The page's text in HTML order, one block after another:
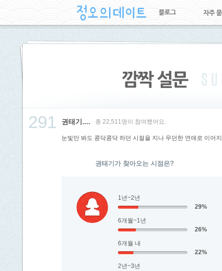
291 권태기.... 총 22,511명이 참여했어요.
눈빛만 봐도 콩닥콩닥 하던 시절을 지나 무던한 연애로 이어
권태기가 찾아오는 시점은?
1년~2년
29%
6개월~1년
26%
6개월 내
22%
2년~3년